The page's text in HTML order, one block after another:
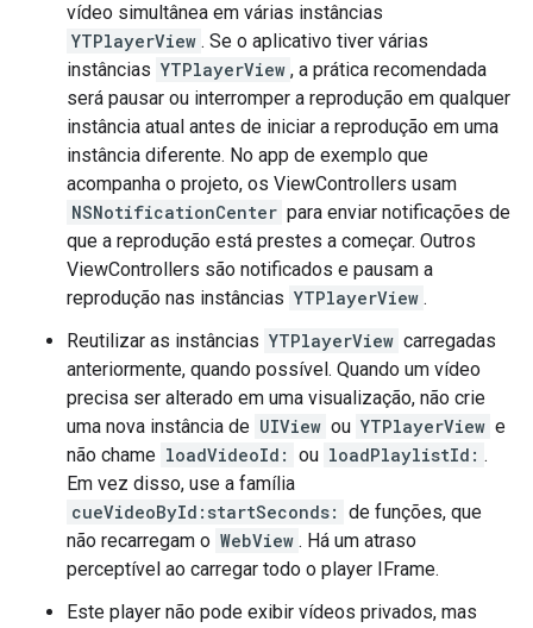
vídeo simultânea em várias instâncias
YTPlayerView . Se o aplicativo tiver várias
instâncias YTPlayerView , a prática recomendada
será pausar ou interromper a reprodução em qualquer
instância atual antes de iniciar a reprodução em uma
instância diferente. No app de exemplo que
acompanha o projeto, os ViewControllers usam
NSNotificationCenter para enviar notificações de
que a reprodução está prestes a começar. Outros
ViewControllers são notificados e pausam a
reprodução nas instâncias YTPlayerView .
Reutilizar as instâncias YTPlayerView carregadas
anteriormente, quando possível. Quando um vídeo
precisa ser alterado em uma visualização, não crie
uma nova instância de UIView ou YTPlayerView e
não chame loadVideoId: ou loadPlaylistId: .
Em vez disso, use a família
cueVideoById:startSeconds: de funções, que
não recarregam o WebView . Há um atraso
perceptível ao carregar todo o player IFrame.
Este player não pode exibir vídeos privados, mas